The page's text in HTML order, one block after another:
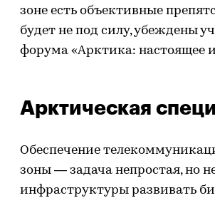
зоне есть объективные
будет не под силу, убеждены
форума «Арктика: настоящее
Арктическая
Обеспечение
зоны — задача непростая, но
инфраструктуры развивать